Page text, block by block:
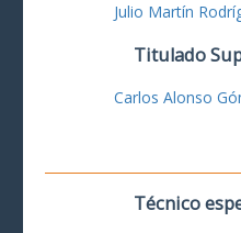
Julio Martín
Titulado
Carlos Alonso
Técnico